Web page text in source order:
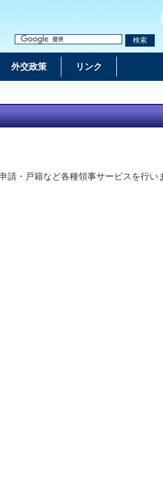
検索
外交政策 リンク
請・戸籍など各種領事サービスを行い